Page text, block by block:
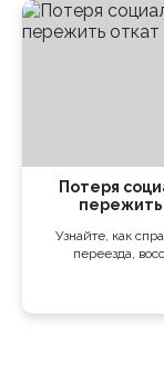
Потеря
пережить
Узнайте, как
переезда,